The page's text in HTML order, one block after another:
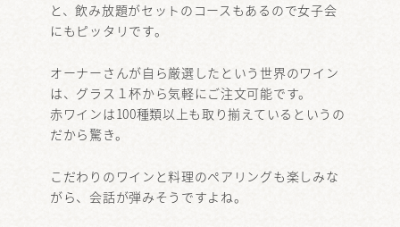
と、飲み放題がセットのコースもあるので女子会
にもピッタリです。
オーナーさんが自ら厳選したという世界のワイン
は、グラス１杯から気軽にご注文可能です。
赤ワインは100種類以上も取り揃えているというの
だから驚き。
こだわりのワインと料理のペアリングも楽しみな
がら、会話が弾みそうですよね。